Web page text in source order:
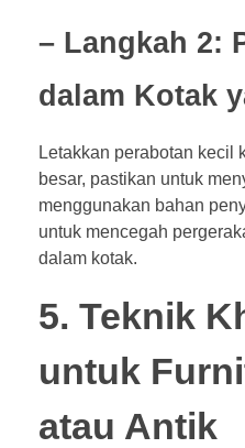
– Langkah 2:
dalam Kotak
Letakkan perabotan kecil
besar, pastikan untuk
menggunakan bahan
untuk mencegah
dalam kotak.
5. Teknik
untuk
atau Antik